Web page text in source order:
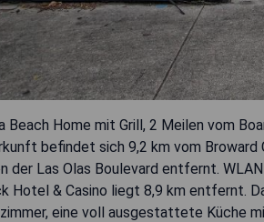
Beach Home mit Grill, 2 Meilen vom
befindet sich 9,2 km vom
der Las Olas Boulevard entfernt.
Hotel & Casino liegt 8,9 km entfernt.
eine voll ausgestattete Küche